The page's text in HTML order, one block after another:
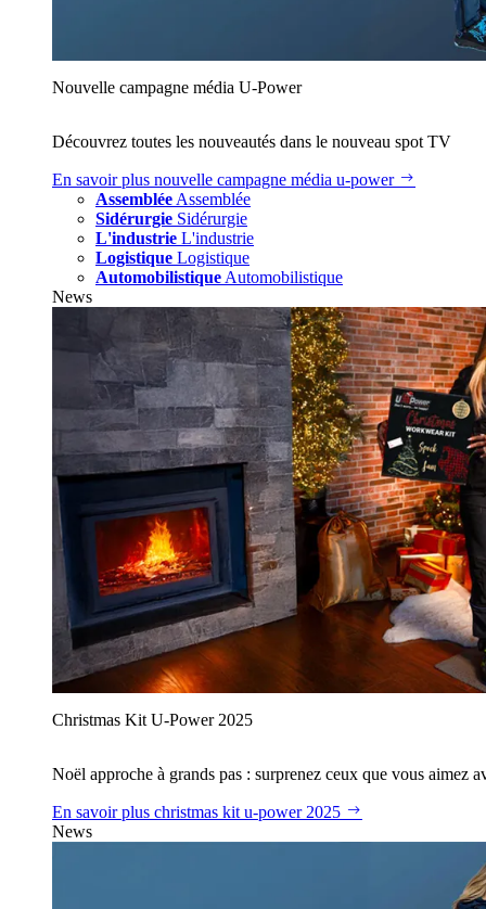
Nouvelle campagne média U‑Power
Découvrez toutes les nouveautés dans le nouveau spot TV
En savoir plus nouvelle campagne média u‑power
Assemblée Assemblée
Sidérurgie Sidérurgie
L'industrie L'industrie
Logistique Logistique
Automobilistique Automobilistique
News
Christmas Kit U‑Power 2025
Noël approche à grands pas : surprenez ceux que vous aimez
En savoir plus christmas kit u‑power 2025
News